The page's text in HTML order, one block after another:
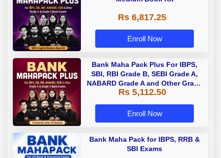
Rs 6,817.25
Enroll Now
Bank Maha Pack Plus For IBPS,
SBI, RBI Grade B, SEBI Grade A,
NABARD Grade A and Other Grade
A & Grade B Bank Exams
Rs 5,112.50
Enroll Now
Bank Maha Pack for IBPS, RRB &
SBI Exams